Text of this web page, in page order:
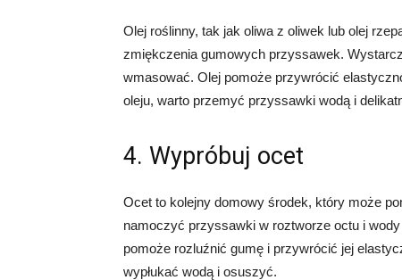
Olej roślinny, tak jak oliwa z oliwek lub olej
zmiękczenia gumowych przyssawek.
wmasować. Olej pomoże przywrócić
oleju, warto przemyć przyssawki wodą i
4. Wypróbuj ocet
Ocet to kolejny domowy środek, który może
namoczyć przyssawki w roztworze octu i
pomoże rozluźnić gumę i przywrócić jej
wypłukać wodą i osuszyć.